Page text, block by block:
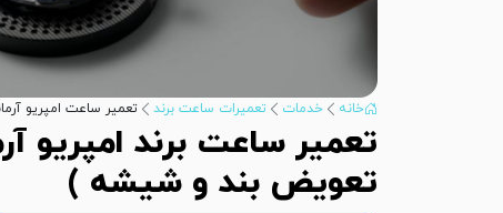
خانه خدمات تعمیرات ساعت برند تعمیر ساعت امپریو
تعمیر ساعت برند امپریو
تعویض بند و شیشه )